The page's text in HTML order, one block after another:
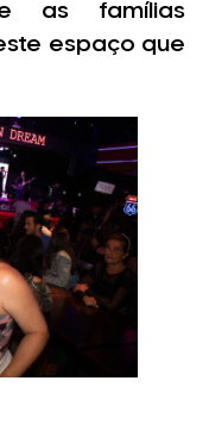
as famílias
espaço que